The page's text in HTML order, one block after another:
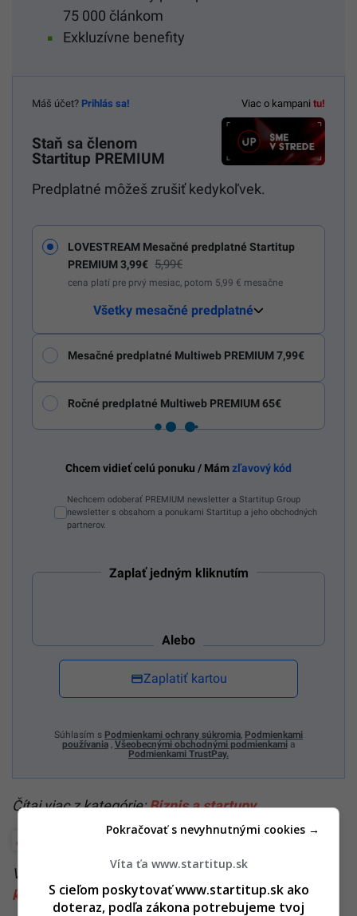
75 000 článkom
Exkluzívne benefity
Viac o kampani tu!
Máš účet? Prihlás sa!
Staň sa členom
Startitup PREMIUM
Predplatné môžeš zrušiť kedykoľvek.
LOVESTREAM Mesačné predplatné Startitup
PREMIUM 3,99€ 5,99€
cena platí pre prvý mesiac, potom 5,99 € mesačne
Všetky mesačné predplatné
Mesačné predplatné Multiweb PREMIUM 7,99€
Ročné predplatné Multiweb PREMIUM 65€
Chcem vidieť celú ponuku / Mámzľavový kód
Nechcem odoberať PREMIUM newsletter a Startitup Group
newsletter s obsahom a ponukami Startitup a jeho obchodných
partnerov.
Zaplať jedným kliknutím
Alebo
Zaplatiť kartou
Súhlasím s Podmienkami ochrany súkromia, Podmienkami
používania, Všeobecnými obchodnými podmienkami a
Podmienkami TrustPay.
Čítaj viac z kategórie:Biznis a startupy
Viac k téme: Bali,bistro,biznis ,dovolenka
kultúra ,podnikanie,zvolen
Víta ťa www.startitup.sk
S cieľom poskytovať www.startitup.sk ako
doteraz, podľa zákona potrebujeme tvoj
Pokračovať s nevyhnutnými cookies →